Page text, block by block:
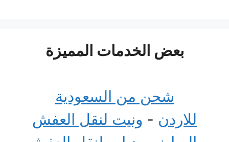
بعض الخدمات المميزة
شحن من السعودية
للاردن - ونيت لنقل العفش